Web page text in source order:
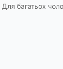
багатьох